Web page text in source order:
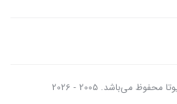
می‌باشد. 2005 - 2026